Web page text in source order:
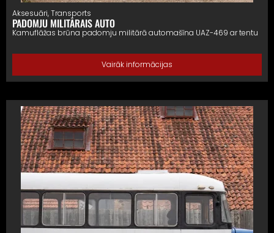
Aksesuāri,Transports
PADOMJU MILITĀRAIS AUTO
Kamuflāžas brūna padomju militārā automašīna UAZ-469 ar tentu
Vairāk informācijas